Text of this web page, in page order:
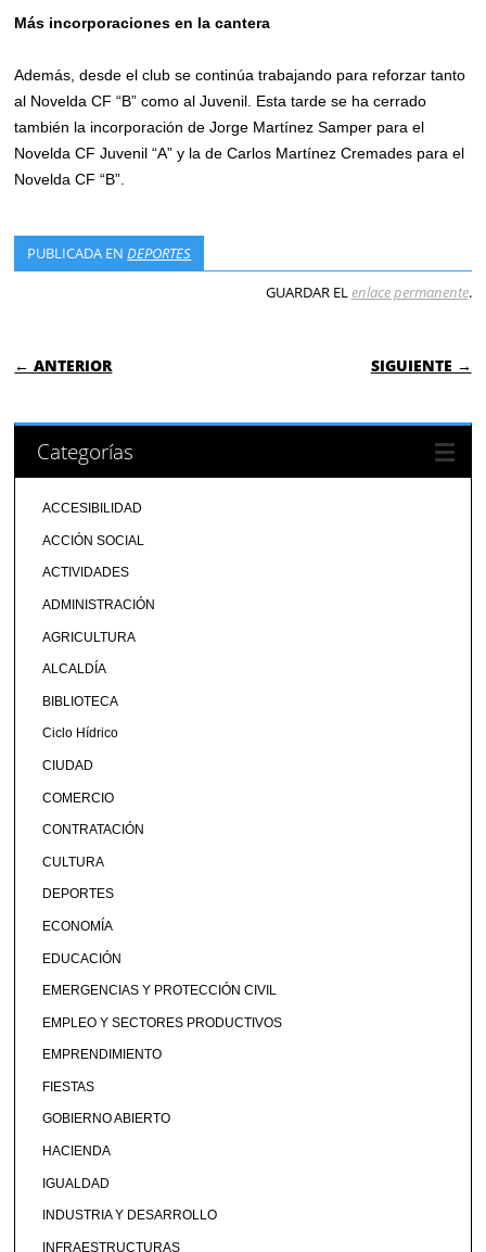
Más incorporaciones en la cantera
Además, desde el club se continúa trabajando para reforzar tanto
al Novelda CF “B” como al Juvenil. Esta tarde se ha cerrado
también la incorporación de Jorge Martínez Samper para el
Novelda CF Juvenil “A” y la de Carlos Martínez Cremades para el
Novelda CF “B”.
PUBLICADA ENDEPORTES
GUARDAR ELenlace permanente.
NAVEGACIÓN DE ENTRADAS
← ANTERIOR SIGUIENTE →
Categorías
ACCESIBILIDAD
ACCIÓN SOCIAL
ACTIVIDADES
ADMINISTRACIÓN
AGRICULTURA
ALCALDÍA
BIBLIOTECA
Ciclo Hídrico
CIUDAD
COMERCIO
CONTRATACIÓN
CULTURA
DEPORTES
ECONOMÍA
EDUCACIÓN
EMERGENCIAS Y PROTECCIÓN CIVIL
EMPLEO Y SECTORES PRODUCTIVOS
EMPRENDIMIENTO
FIESTAS
GOBIERNO ABIERTO
HACIENDA
IGUALDAD
INDUSTRIA Y DESARROLLO
INFRAESTRUCTURAS